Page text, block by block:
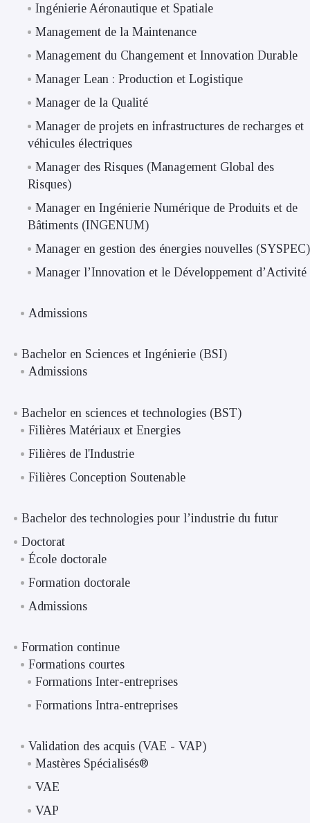
Ingénierie Aéronautique et Spatiale
Management de la Maintenance
Management du Changement et Innovation Durable
Manager Lean : Production et Logistique
Manager de la Qualité
Manager de projets en infrastructures de recharges et
véhicules électriques
Manager des Risques (Management Global des
Risques)
Manager en Ingénierie Numérique de Produits et de
Bâtiments (INGENUM)
Manager en gestion des énergies nouvelles (SYSPEC)
Manager l’Innovation et le Développement d’Activité
Admissions
Bachelor en Sciences et Ingénierie (BSI)
Admissions
Bachelor en sciences et technologies (BST)
Filières Matériaux et Energies
Filières de l'Industrie
Filières Conception Soutenable
Bachelor des technologies pour l’industrie du futur
Doctorat
École doctorale
Formation doctorale
Admissions
Formation continue
Formations courtes
Formations Inter-entreprises
Formations Intra-entreprises
Validation des acquis (VAE - VAP)
Mastères Spécialisés®
VAE
VAP